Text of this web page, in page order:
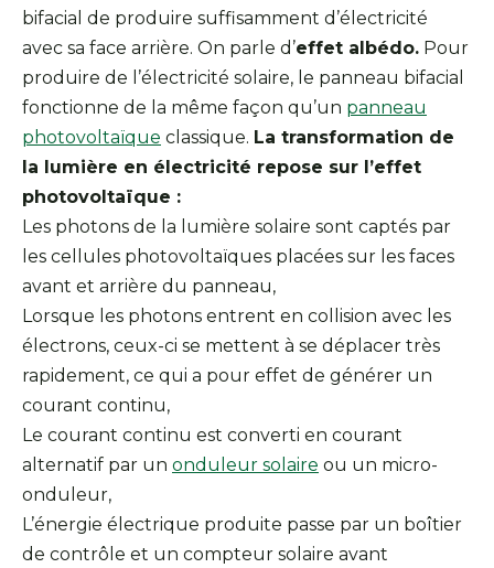
bifacial de produire suffisamment d’électricité
avec sa face arrière. On parle d’effet albédo. Pour
produire de l’électricité solaire, le panneau bifacial
fonctionne de la même façon qu’un panneau
photovoltaïque classique. La transformation de
la lumière en électricité repose sur l’effet
photovoltaïque :
Les photons de la lumière solaire sont captés par
les cellules photovoltaïques placées sur les faces
avant et arrière du panneau,
Lorsque les photons entrent en collision avec les
électrons, ceux-ci se mettent à se déplacer très
rapidement, ce qui a pour effet de générer un
courant continu,
Le courant continu est converti en courant
alternatif par un onduleur solaire ou un micro-
onduleur,
L’énergie électrique produite passe par un boîtier
de contrôle et un compteur solaire avant